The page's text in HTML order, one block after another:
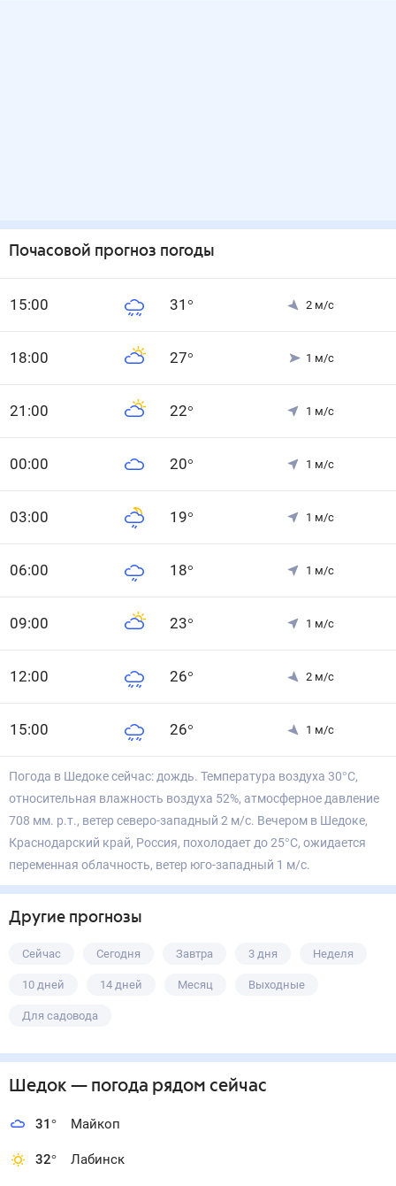
Почасовой прогноз погоды
15:00 31 ° 2 м/с
18:00 27° 1 м/с
21 :00 22° 1 м/с
00:00 20° 1 м/с
03:00 19° 1 м/с
06:00 18° 1 м/с
09:00 23° 1 м/с
12:00 26° 2 м/с
15:00 26° 1 м/с
Погода в Шедоке сейчас: дождь. Температура воздуха 30°С,
относительная влажность воздуха 52%, атмосферное давление
708 мм. р.т., ветер северо-западный 2 м/с. Вечером в Шедоке,
Краснодарский край, Россия, похолодает до 25°С, ожидается
переменная облачность, ветер юго-западный 1 м/с.
Другие прогнозы
Сейчас Сегодня Завтра 3 дня Неделя
10 дней 14 дней Месяц Выходные
Для садовода
Шедок — погода рядом сейчас
31° Майкоп
32° Лабинск